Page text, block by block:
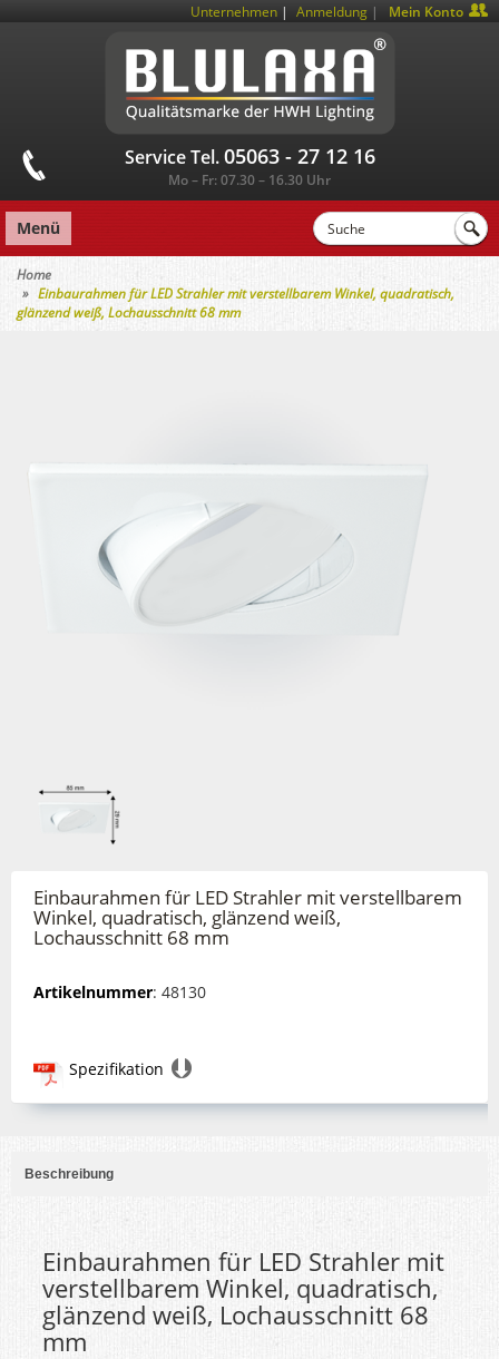
Unternehmen Anmeldung |
Mein Konto
Service Tel. 05063 - 27 12 16
Mo – Fr: 07.30 – 16.30 Uhr
Menü
Home
Einbaurahmen für LED Strahler mit verstellbarem Winkel, quadratisch,
glänzend weiß, Lochausschnitt 68 mm
Einbaurahmen für LED Strahler mit verstellbarem
Winkel, quadratisch, glänzend weiß,
Lochausschnitt 68 mm
Artikelnummer: 48130
Spezifikation
Beschreibung
Einbaurahmen für LED Strahler mit
verstellbarem Winkel, quadratisch,
glänzend weiß, Lochausschnitt 68
mm